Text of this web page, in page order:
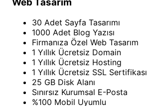
Web Tasarım
30 Adet Sayfa Tasarımı
1000 Adet Blog Yazısı
Firmanıza Özel Web Tasarım
1 Yıllık Ücretsiz Domain
1 Yıllık Ücretsiz Hosting
1 Yıllık Ücretsiz SSL Sertifikası
25 GB Disk Alanı
Sınırsız Kurumsal E-Posta
%100 Mobil Uyumlu